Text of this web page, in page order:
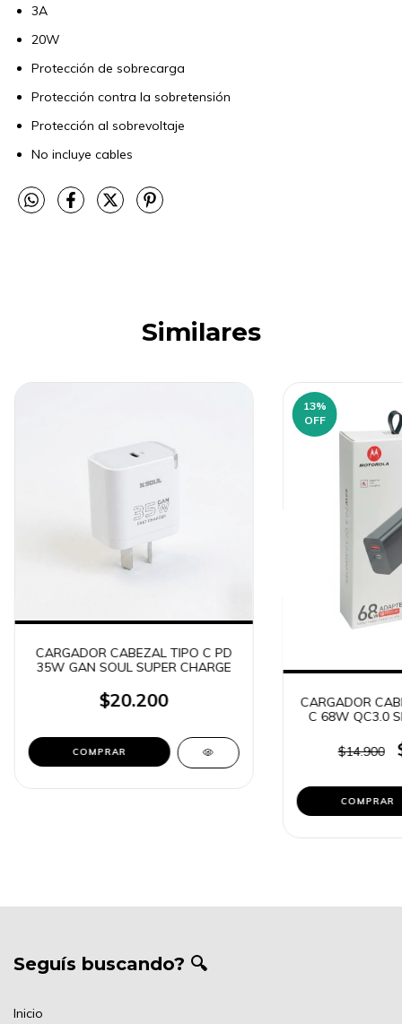
3A
20W
Protección de sobrecarga
Protección contra la sobretensión
Protección al sobrevoltaje
No incluye cables
Similares
CARGADOR CABEZAL TIPO C PD
35W GAN SOUL SUPER CHARGE
$20.200
13%
OFF
CARGADOR
C 68W QC3.0
$14.900
Seguís buscando? 🔍
Inicio